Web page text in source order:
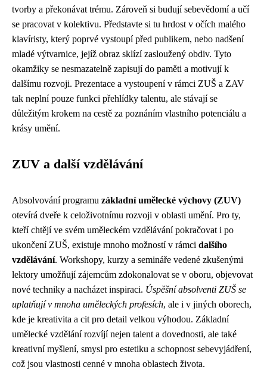
tvorby a překonávat trému. Zároveň si budují sebevědomí a učí
se pracovat v kolektivu. Představte si tu hrdost v očích malého
klavíristy, který poprvé vystoupí před publikem, nebo nadšení
mladé výtvarnice, jejíž obraz sklízí zasloužený obdiv. Tyto
okamžiky se nesmazatelně zapisují do paměti a motivují k
dalšímu rozvoji. Prezentace a vystoupení v rámci ZUŠ a ZAV
tak neplní pouze funkci přehlídky talentu, ale stávají se
důležitým krokem na cestě za poznáním vlastního potenciálu a
krásy umění.
ZUV a další vzdělávání
Absolvování programu základní umělecké výchovy (ZUV)
otevírá dveře k celoživotnímu rozvoji v oblasti umění. Pro ty,
kteří chtějí ve svém uměleckém vzdělávání pokračovat i po
ukončení ZUŠ, existuje mnoho možností v rámci dalšího
vzdělávání. Workshopy, kurzy a semináře vedené zkušenými
lektory umožňují zájemcům zdokonalovat se v oboru, objevovat
nové techniky a nacházet inspiraci. Úspěšní absolventi ZUŠ se
uplatňují v mnoha uměleckých profesích, ale i v jiných oborech,
kde je kreativita a cit pro detail velkou výhodou. Základní
umělecké vzdělání rozvíjí nejen talent a dovednosti, ale také
kreativní myšlení, smysl pro estetiku a schopnost sebevyjádření,
což jsou vlastnosti cenné v mnoha oblastech života.